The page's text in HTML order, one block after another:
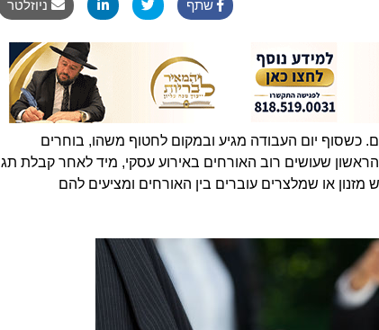
כשסוף יום העבודה מגיע ובמקום לחטוף משהו, בוחרים
שעושים רוב האורחים באירוע עסקי, מיד לאחר קבלת תג
או שמלצרים עוברים בין האורחים ומציעים להם